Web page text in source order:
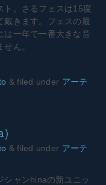
ト。さるフェスは15度
戴きます。フェスの最
は一年で一番大きな音
ん。
&filed under アーテ
&filed under アーテ
シャンhinaの新ユニッ